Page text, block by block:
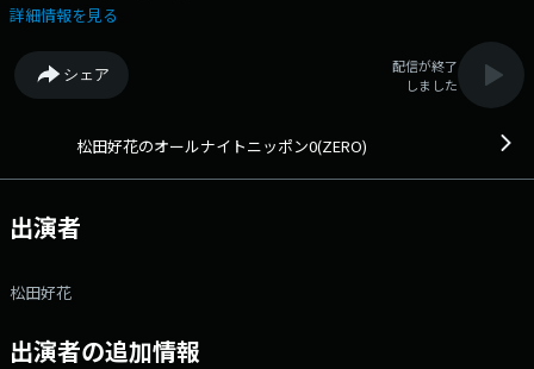
詳細情報を見る
シェア
配信が終了
しました
松田好花のオールナイトニッポン0(ZERO)
出演者
松田好花
出演者の追加情報